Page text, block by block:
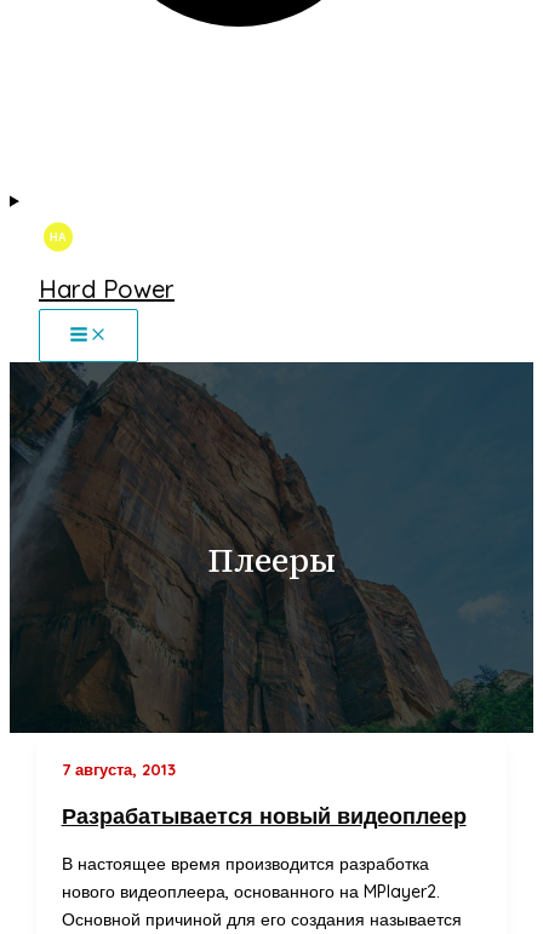
Hard Power
Плееры
7 августа, 2013
Разрабатывается новый видеоплеер
В настоящее время производится разработка
нового видеоплеера, основанного на MPlayer2.
Основной причиной для его создания называется